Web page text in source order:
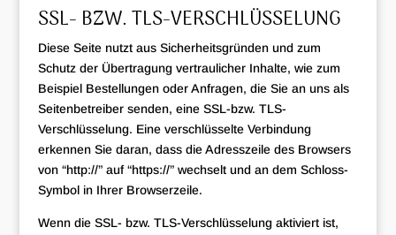
SSL- BZW. TLS-VERSCHLÜSSELUNG
Diese Seite nutzt aus Sicherheitsgründen und zum
Schutz der Übertragung vertraulicher Inhalte, wie zum
Beispiel Bestellungen oder Anfragen, die Sie an uns als
Seitenbetreiber senden, eine SSL-bzw. TLS-
Verschlüsselung. Eine verschlüsselte Verbindung
erkennen Sie daran, dass die Adresszeile des Browsers
von “http://” auf “https://” wechselt und an dem Schloss-
Symbol in Ihrer Browserzeile.
Wenn die SSL- bzw. TLS-Verschlüsselung aktiviert ist,